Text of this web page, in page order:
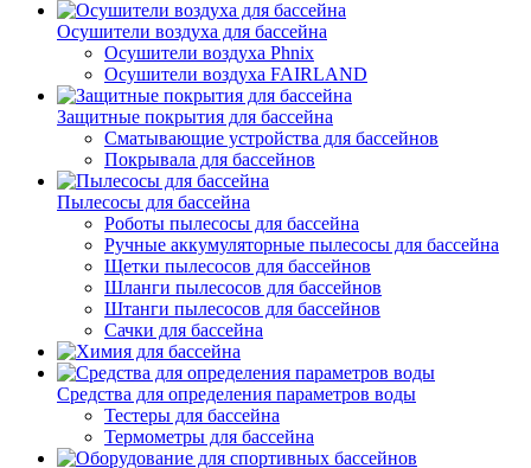
Осушители воздуха для бассейна
Осушители воздуха Phnix
Осушители воздуха FAIRLAND
Защитные покрытия для бассейна
Сматывающие устройства для бассейнов
Покрывала для бассейнов
Пылесосы для бассейна
Роботы пылесосы для бассейна
Ручные аккумуляторные пылесосы для бассейна
Щетки пылесосов для бассейнов
Шланги пылесосов для бассейнов
Штанги пылесосов для бассейнов
Сачки для бассейна
Средства для определения параметров воды
Тестеры для бассейна
Термометры для бассейна